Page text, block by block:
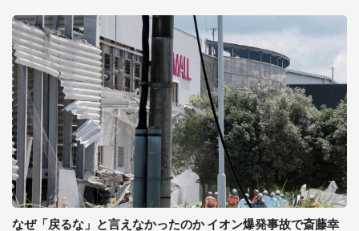
なぜ「戻るな」と言えなかったのか イオン爆発事故で斎藤幸